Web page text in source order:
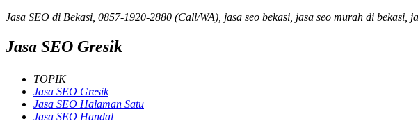
Jasa SEO di Bekasi, 0857-1920-2880 (Call/WA), jasa seo bekasi, jasa seo murah di bekasi,
Jasa SEO Gresik
TOPIK
Jasa SEO Gresik
Jasa SEO Halaman Satu
Jasa SEO Handal